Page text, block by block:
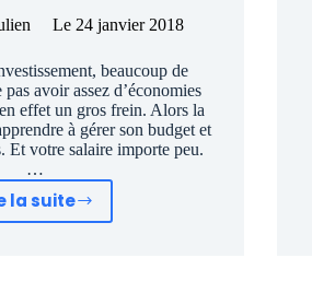
Le 24 janvier 2018
beaucoup de
avoir assez d’économies
effet un gros frein. Alors la
à gérer son budget et
Et votre salaire importe peu.
…
la suite
Comment